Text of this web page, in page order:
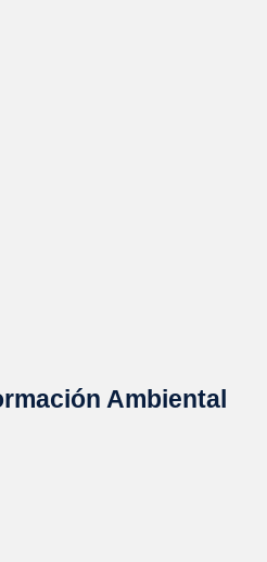
Ambiental